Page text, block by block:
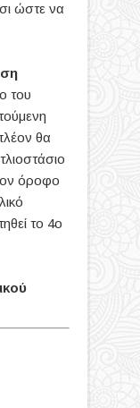
ώστε να
του
θα
όροφο
το 4ο